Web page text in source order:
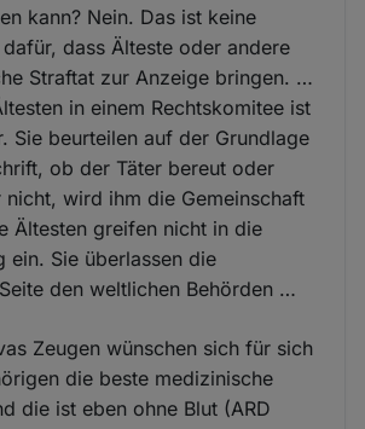
kann? Nein. Das ist keine
dass Älteste oder andere
Straftat zur Anzeige bringen. …
in einem Rechtskomitee ist
Sie beurteilen auf der Grundlage
ob der Täter bereut oder
nicht, wird ihm die Gemeinschaft
Ältesten greifen nicht in die
ein. Sie überlassen die
den weltlichen Behörden …
Zeugen wünschen sich für sich
die beste medizinische
die ist eben ohne Blut (ARD